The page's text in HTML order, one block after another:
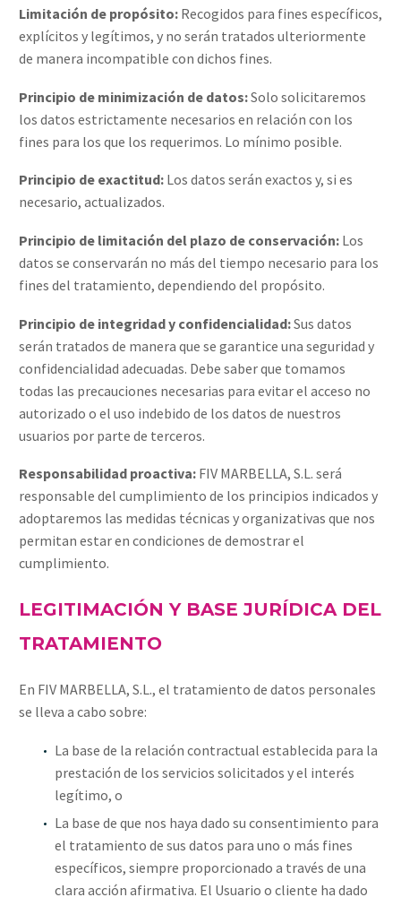
Limitación de propósito: Recogidos para fines específicos,
explícitos y legítimos, y no serán tratados ulteriormente
de manera incompatible con dichos fines.
Principio de minimización de datos:Solo solicitaremos
los datos estrictamente necesarios en relación con los
fines para los que los requerimos. Lo mínimo posible.
Principio de exactitud: Los datos serán exactos y, si es
necesario, actualizados.
Principio de limitación del plazo de conservación: Los
datos se conservarán no más del tiempo necesario para los
fines del tratamiento, dependiendo del propósito.
Principio de integridad y confidencialidad:Sus datos
serán tratados de manera que se garantice una seguridad y
confidencialidad adecuadas. Debe saber que tomamos
todas las precauciones necesarias para evitar el acceso no
autorizado o el uso indebido de los datos de nuestros
usuarios por parte de terceros.
Responsabilidad proactiva: FIV MARBELLA, S.L. será
responsable del cumplimiento de los principios indicados y
adoptaremos las medidas técnicas y organizativas que nos
permitan estar en condiciones de demostrar el
cumplimiento.
LEGITIMACIÓN Y BASE JURÍDICA DEL
TRATAMIENTO
En FIV MARBELLA, S.L., el tratamiento de datos personales
se lleva a cabo sobre:
La base de la relación contractual establecida para la
prestación de los servicios solicitados y el interés
legítimo, o
La base de que nos haya dado su consentimiento para
el tratamiento de sus datos para uno o más fines
específicos, siempre proporcionado a través de una
clara acción afirmativa. El Usuario o cliente ha dado